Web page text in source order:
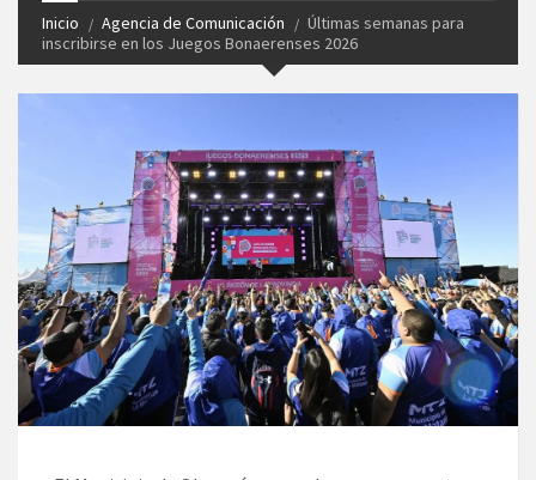
Inicio Agencia de Comunicación
Últimas semanas para
inscribirse en los Juegos Bonaerenses 2026